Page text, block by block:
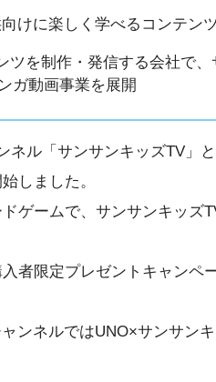
けに楽しく学べるコンテン
ツを制作・発信する会社で
ガ動画事業を展開
ネル「サンサンキッズTV」
しました。
ゲームで、サンサンキッズ
者限定プレゼントキャンペ
ンネルではUNO×サンサン